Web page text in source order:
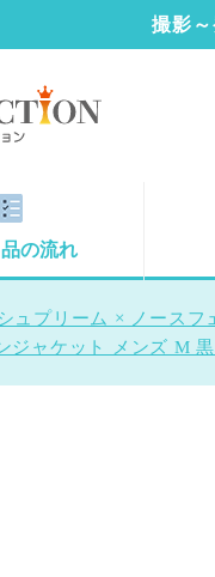
撮影
の流れ
ュプリーム × ノース
ジャケット メンズ M